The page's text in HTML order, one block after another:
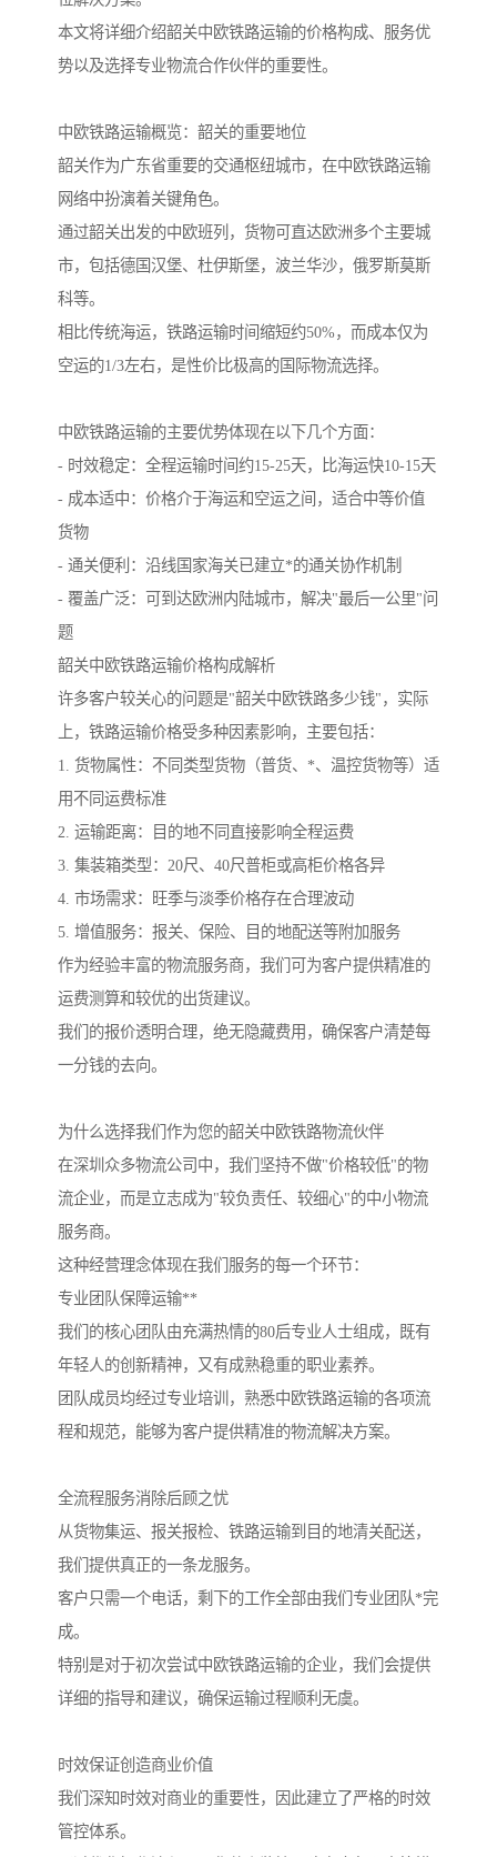
本文将详细介绍韶关中欧铁路运输的价格构成、服务优
势以及选择专业物流合作伙伴的重要性。
中欧铁路运输概览：韶关的重要地位
韶关作为广东省重要的交通枢纽城市，在中欧铁路运输
网络中扮演着关键角色。
通过韶关出发的中欧班列，货物可直达欧洲多个主要城
市，包括德国汉堡、杜伊斯堡，波兰华沙，俄罗斯莫斯
科等。
相比传统海运，铁路运输时间缩短约50%，而成本仅为
空运的1/3左右，是性价比极高的国际物流选择。
中欧铁路运输的主要优势体现在以下几个方面：
- 时效稳定：全程运输时间约15-25天，比海运快10-15天
- 成本适中：价格介于海运和空运之间，适合中等价值
货物
- 通关便利：沿线国家海关已建立*的通关协作机制
- 覆盖广泛：可到达欧洲内陆城市，解决"最后一公里"问
题
韶关中欧铁路运输价格构成解析
许多客户较关心的问题是"韶关中欧铁路多少钱"，实际
上，铁路运输价格受多种因素影响，主要包括：
1. 货物属性：不同类型货物（普货、*、温控货物等）适
用不同运费标准
2. 运输距离：目的地不同直接影响全程运费
3. 集装箱类型：20尺、40尺普柜或高柜价格各异
4. 市场需求：旺季与淡季价格存在合理波动
5. 增值服务：报关、保险、目的地配送等附加服务
作为经验丰富的物流服务商，我们可为客户提供精准的
运费测算和较优的出货建议。
我们的报价透明合理，绝无隐藏费用，确保客户清楚每
一分钱的去向。
为什么选择我们作为您的韶关中欧铁路物流伙伴
在深圳众多物流公司中，我们坚持不做"价格较低"的物
流企业，而是立志成为"较负责任、较细心"的中小物流
服务商。
这种经营理念体现在我们服务的每一个环节：
专业团队保障运输**
我们的核心团队由充满热情的80后专业人士组成，既有
年轻人的创新精神，又有成熟稳重的职业素养。
团队成员均经过专业培训，熟悉中欧铁路运输的各项流
程和规范，能够为客户提供精准的物流解决方案。
全流程服务消除后顾之忧
从货物集运、报关报检、铁路运输到目的地清关配送，
我们提供真正的一条龙服务。
客户只需一个电话，剩下的工作全部由我们专业团队*完
成。
特别是对于初次尝试中欧铁路运输的企业，我们会提供
详细的指导和建议，确保运输过程顺利无虞。
时效保证创造商业价值
我们深知时效对商业的重要性，因此建立了严格的时效
管控体系。